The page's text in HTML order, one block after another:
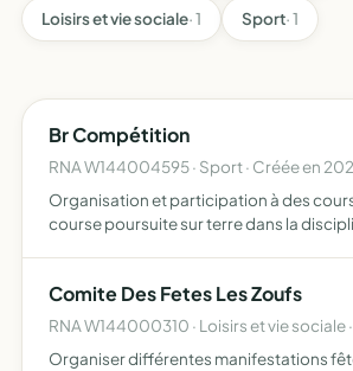
Loisirs et vie sociale· 1 Sport· 1
Br Compétition
RNA W144004595 · Sport · Créée en
Organisation et participation à des
course poursuite sur terre dans la
Comite Des Fetes Les Zoufs
RNA W144000310 · Loisirs et vie sociale
Organiser différentes manifestations